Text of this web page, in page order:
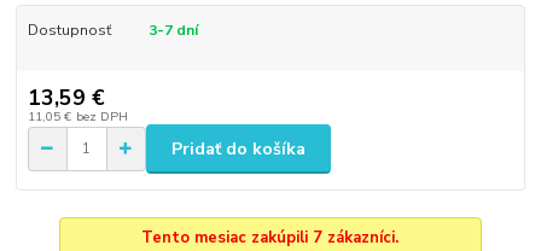
Dostupnosť 3-7 dní
13,59 €
11,05 € bez DPH
Pridať do košíka
Tento mesiac zakúpili 7 zákazníci.